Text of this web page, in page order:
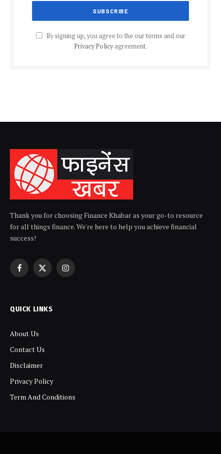
By signing up, you agree to the our terms and our
Privacy Policyagreement.
Thank you for choosing Finance Khabar as your go-to resource
for all things finance. We're here to help you achieve financial
success!
Facebook
X
Instagram
QUICK LINKS
About Us
Contact Us
Disclaimer
Privacy Policy
Term And Conditions